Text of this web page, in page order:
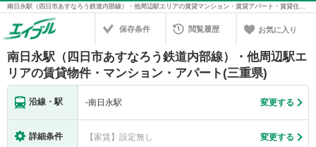
南日永駅（四日市あすなろう鉄道内部線）・他周辺駅エリアの賃貸マンション・賃貸アパート・賃貸住宅の不動産情報を検索！不動産賃貸の物件探しは、お部屋探しのエイブル
保存条件 閲覧履歴 お気に入り
南日永駅（四日市あすなろう鉄道内部線）・他周辺駅エ
リアの賃貸物件・マンション・アパート(三重県)
沿線・駅 -南日永駅 変更する
詳細条件 【家賃】設定無し 変更する